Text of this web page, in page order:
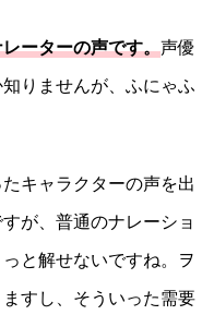
ーターの声です。声優
りませんが、ふにゃふ
キャラクターの声を出
が、普通のナレーショ
と解せないですね。ヲ
すし、そういった需要